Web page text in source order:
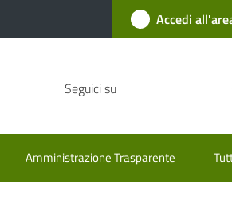
Accedi
Seguici su
Amministrazione Trasparente